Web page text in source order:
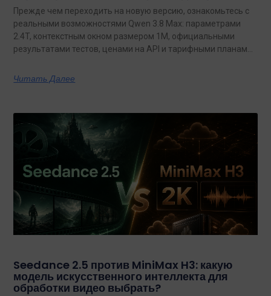
Прежде чем переходить на новую версию, ознакомьтесь с
реальными возможностями Qwen 3.8 Max: параметрами
2.4T, контекстным окном размером 1M, официальными
результатами тестов, ценами на API и тарифными планами
Читать Далее
Seedance 2.5 против MiniMax H3: какую
модель искусственного интеллекта для
обработки видео выбрать?